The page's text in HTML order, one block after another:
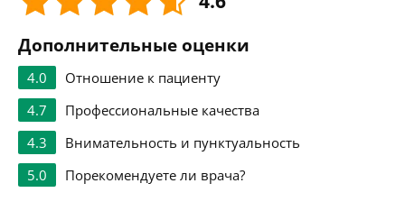
Дополнительные оценки
4.0
Отношение к пациенту
4.7
Профессиональные качества
4.3
Внимательность и пунктуальность
5.0
Порекомендуете ли врача?